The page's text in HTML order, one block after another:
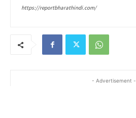
https://reportbharathindi.com/
- Advertisement -